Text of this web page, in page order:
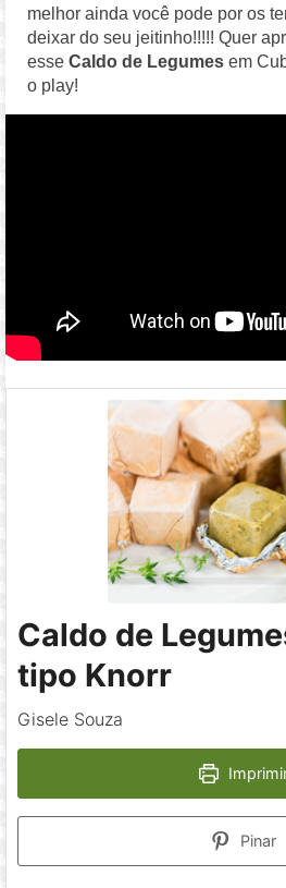
melhor ainda você pode por os
deixar do seu jeitinho!!!!! Quer
esseCaldo de Legumes em
o play!
Caldo de
tipo Knorr
Gisele Souza
Pinar